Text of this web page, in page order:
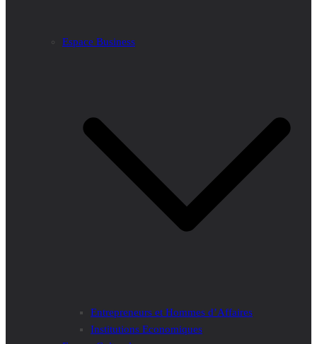
Espace Business
Entrepreneurs et Hommes d’Affaires
Institutions Economiques